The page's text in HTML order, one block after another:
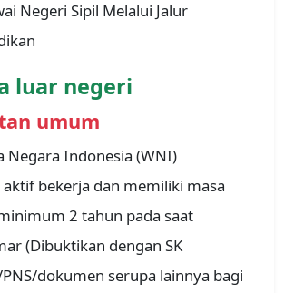
Negeri Sipil Melalui Jalur
luar negeri
umum
Negara Indonesia (WNI)
aktif bekerja dan memiliki masa
2 tahun pada saat
(Dibuktikan dengan SK
PNS/dokumen serupa lainnya bagi